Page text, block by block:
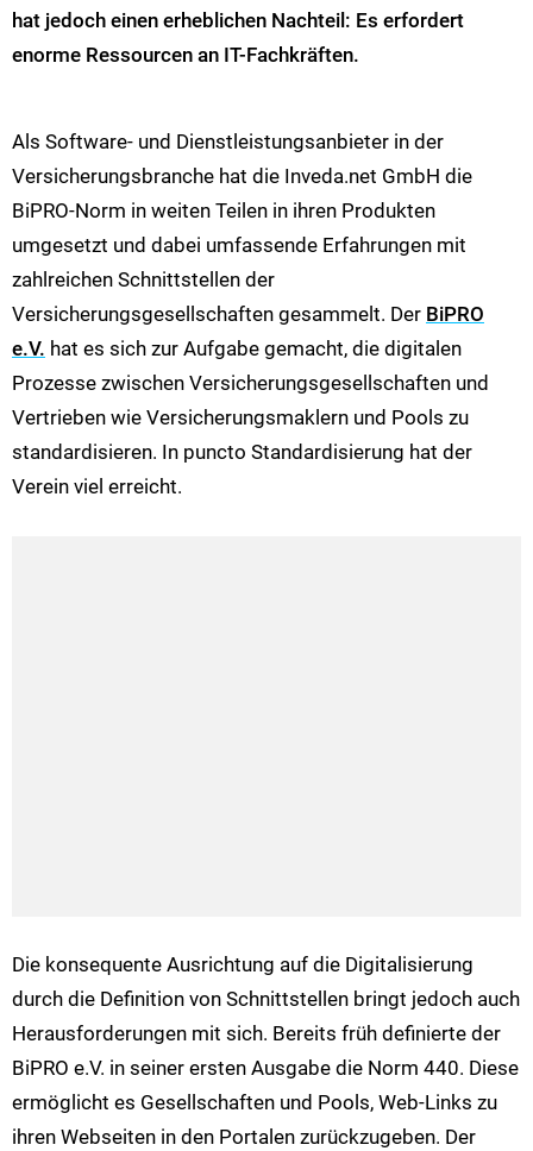
hat jedoch einen erheblichen Nachteil: Es erfordert
enorme Ressourcen an IT-Fachkräften.
Als Software- und Dienstleistungsanbieter in der
Versicherungsbranche hat die Inveda.net GmbH die
BiPRO-Norm in weiten Teilen in ihren Produkten
umgesetzt und dabei umfassende Erfahrungen mit
zahlreichen Schnittstellen der
Versicherungsgesellschaften gesammelt. Der BiPRO
e.V. hat es sich zur Aufgabe gemacht, die digitalen
Prozesse zwischen Versicherungsgesellschaften und
Vertrieben wie Versicherungsmaklern und Pools zu
standardisieren. In puncto Standardisierung hat der
Verein viel erreicht.
Die konsequente Ausrichtung auf die Digitalisierung
durch die Definition von Schnittstellen bringt jedoch auch
Herausforderungen mit sich. Bereits früh definierte der
BiPRO e.V. in seiner ersten Ausgabe die Norm 440. Diese
ermöglicht es Gesellschaften und Pools, Web-Links zu
ihren Webseiten in den Portalen zurückzugeben. Der